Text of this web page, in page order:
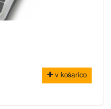
v košarico